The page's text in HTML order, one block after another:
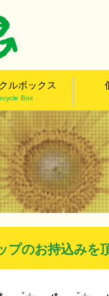
ルボックス
Box
のお持込みを